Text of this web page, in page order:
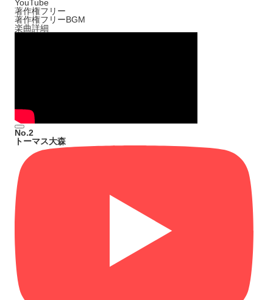
YouTube
著作権フリー
著作権フリーBGM
楽曲詳細
No.2
トーマス大森